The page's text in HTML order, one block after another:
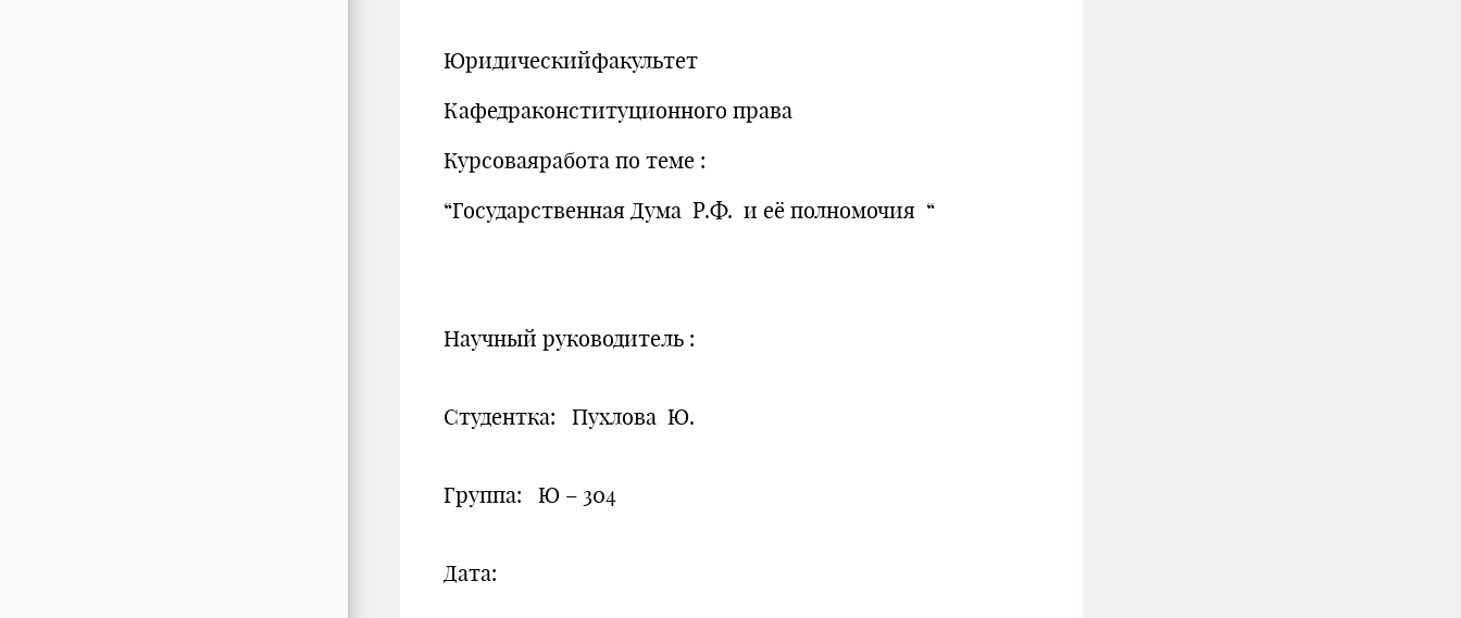
Юридическийфакультет
Кафедраконституционного права
Курсоваяработа по теме :
“Государственная Дума Р.Ф. и её полномочия “
Научный руководитель :
Студентка: Пухлова Ю.
Группа: Ю – 304
Дата: